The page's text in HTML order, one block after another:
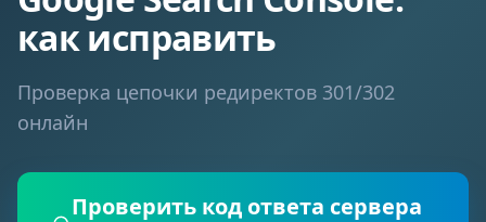
как исправить
Проверка цепочки редиректов 301/302
онлайн
Проверить код ответа сервера